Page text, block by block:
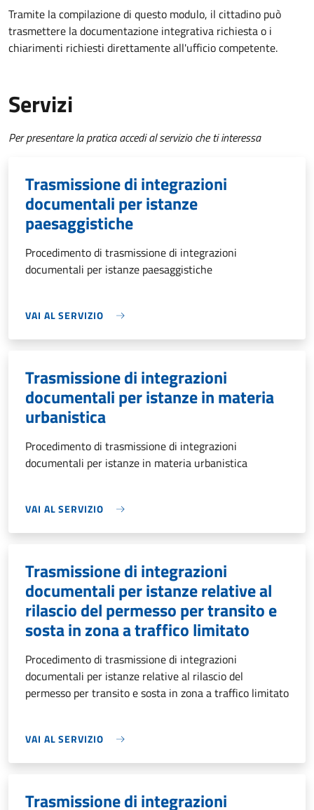
Tramite la compilazione di questo modulo, il cittadino può
trasmettere la documentazione integrativa richiesta o i
chiarimenti richiesti direttamente all'ufficio competente.
Servizi
Per presentare la pratica accedi al servizio che ti interessa
Trasmissione di integrazioni
documentali per istanze
paesaggistiche
Procedimento di trasmissione di integrazioni
documentali per istanze paesaggistiche
VAI AL SERVIZIO
Trasmissione di integrazioni
documentali per istanze in materia
urbanistica
Procedimento di trasmissione di integrazioni
documentali per istanze in materia urbanistica
VAI AL SERVIZIO
Trasmissione di integrazioni
documentali per istanze relative al
rilascio del permesso per transito e
sosta in zona a traffico limitato
Procedimento di trasmissione di integrazioni
documentali per istanze relative al rilascio del
permesso per transito e sosta in zona a traffico limitato
VAI AL SERVIZIO
Trasmissione di integrazioni